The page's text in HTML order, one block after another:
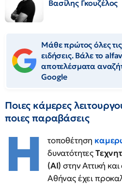
Βασίλης Γκουζέλος
Μάθε πρώτος όλες
ειδήσεις. Βάλε το
αποτελέσματα
Google
Ποιες κάμερες
ποιες παραβάσεις
Η τοποθέτηση
δυνατότητες
(AI) στην Αττική
Αθήνας έχει